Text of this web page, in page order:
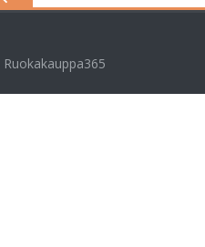
Ruokakauppa365